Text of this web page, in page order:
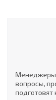
Менеджеры
вопросы,